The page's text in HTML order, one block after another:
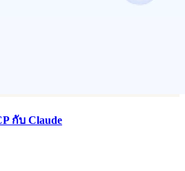
กับ Claude